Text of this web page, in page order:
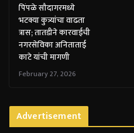
पिंपळे सौदागरमध्ये
भटक्या कुत्र्यांचा वाढता
त्रास; तातडीने कारवाईची
नगरसेविका अनिताताई
काटे यांची मागणी
February 27, 2026
Advertisement